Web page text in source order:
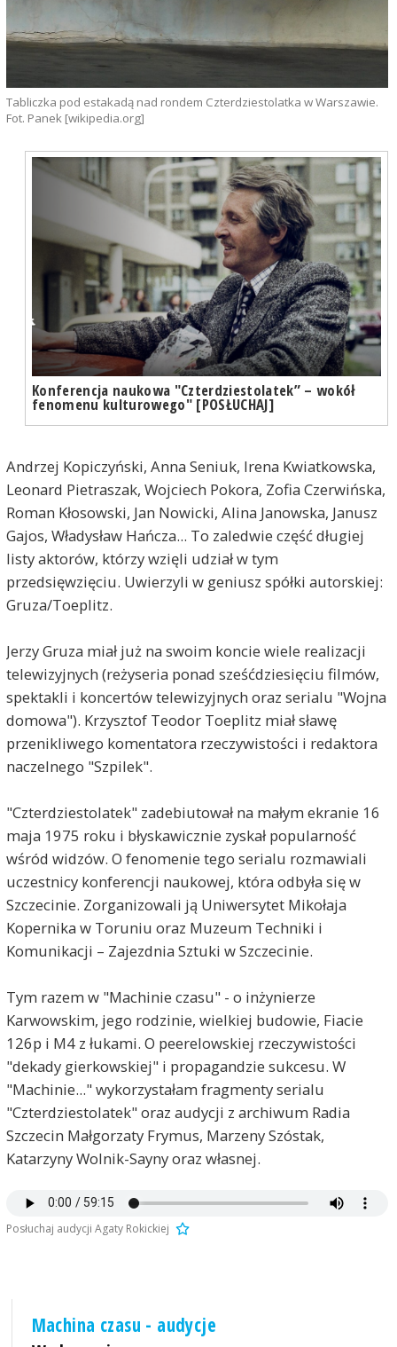
Tabliczka pod estakadą nad rondem Czterdziestolatka w Warszawie.
Fot. Panek [wikipedia.org]
Konferencja naukowa "Czterdziestolatek” – wokół
fenomenu kulturowego" [POSŁUCHAJ]
Andrzej Kopiczyński, Anna Seniuk, Irena Kwiatkowska,
Leonard Pietraszak, Wojciech Pokora, Zofia Czerwińska,
Roman Kłosowski, Jan Nowicki, Alina Janowska, Janusz
Gajos, Władysław Hańcza... To zaledwie część długiej
listy aktorów, którzy wzięli udział w tym
przedsięwzięciu. Uwierzyli w geniusz spółki autorskiej:
Gruza/Toeplitz.
Jerzy Gruza miał już na swoim koncie wiele realizacji
telewizyjnych (reżyseria ponad sześćdziesięciu filmów,
spektakli i koncertów telewizyjnych oraz serialu "Wojna
domowa"). Krzysztof Teodor Toeplitz miał sławę
przenikliwego komentatora rzeczywistości i redaktora
naczelnego "Szpilek".
"Czterdziestolatek" zadebiutował na małym ekranie 16
maja 1975 roku i błyskawicznie zyskał popularność
wśród widzów. O fenomenie tego serialu rozmawiali
uczestnicy konferencji naukowej, która odbyła się w
Szczecinie. Zorganizowali ją Uniwersytet Mikołaja
Kopernika w Toruniu oraz Muzeum Techniki i
Komunikacji – Zajezdnia Sztuki w Szczecinie.
Tym razem w "Machinie czasu" - o inżynierze
Karwowskim, jego rodzinie, wielkiej budowie, Fiacie
126p i M4 z łukami. O peerelowskiej rzeczywistości
"dekady gierkowskiej" i propagandzie sukcesu. W
"Machinie..." wykorzystałam fragmenty serialu
"Czterdziestolatek" oraz audycji z archiwum Radia
Szczecin Małgorzaty Frymus, Marzeny Szóstak,
Katarzyny Wolnik-Sayny oraz własnej.
Posłuchaj audycji Agaty Rokickiej
Machina czasu - audycje